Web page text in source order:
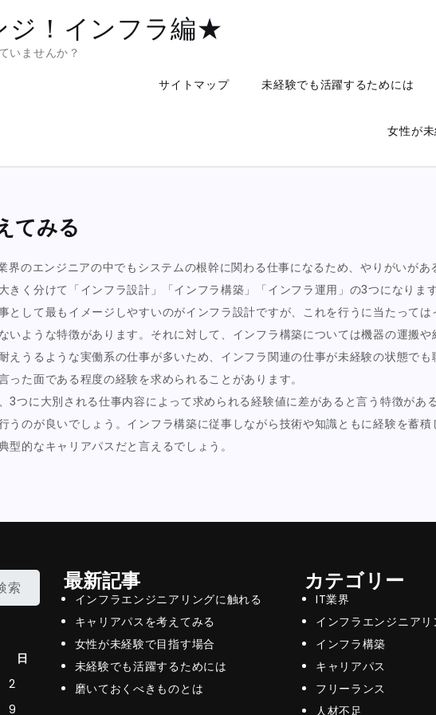
ジ！インフラ編★
いませんか？
サイトマップ
未経験でも活躍するためには
女性が
てみる
界のエンジニアの中でもシステムの根幹に関わる仕事になるため、やりがいが
きく分けて「インフラ設計」「インフラ構築」「インフラ運用」の3つになります
として最もイメージしやすいのがインフラ設計ですが、これを行うに当たって
いような特徴があります。それに対して、インフラ構築については機器の運搬
えうるような実働系の仕事が多いため、インフラ関連の仕事が未経験の状態で
た面である程度の経験を求められることがあります。
3つに大別される仕事内容によって求められる経験値に差があると言う特徴が
うのが良いでしょう。インフラ構築に従事しながら技術や知識ともに経験を蓄
型的なキャリアパスだと言えるでしょう。
日
2
9
最新記事
インフラエンジニアリングに触れる
キャリアパスを考えてみる
女性が未経験で目指す場合
未経験でも活躍するためには
磨いておくべきものとは
カテゴリー
IT業界
インフラエンジニアリ
インフラ構築
キャリアパス
フリーランス
人材不足